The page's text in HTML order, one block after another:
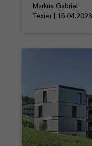
Markus Gabriel
Texter | 15.04.2026